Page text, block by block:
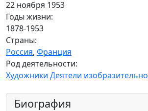
22 ноября 1953
Годы жизни:
1878-1953
Страны:
Россия, Франция
Род деятельности:
Художники Деятели
Биография